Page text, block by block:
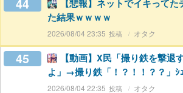
44
【悲報】ネットでイキって
た結果ｗｗｗｗ
2026/08/04 23:35 オタク
45
【動画】X民「撮り鉄を撃退
よ」→撮り鉄「！？！！？？」ｼ
2026/08/04 22:35 オタク